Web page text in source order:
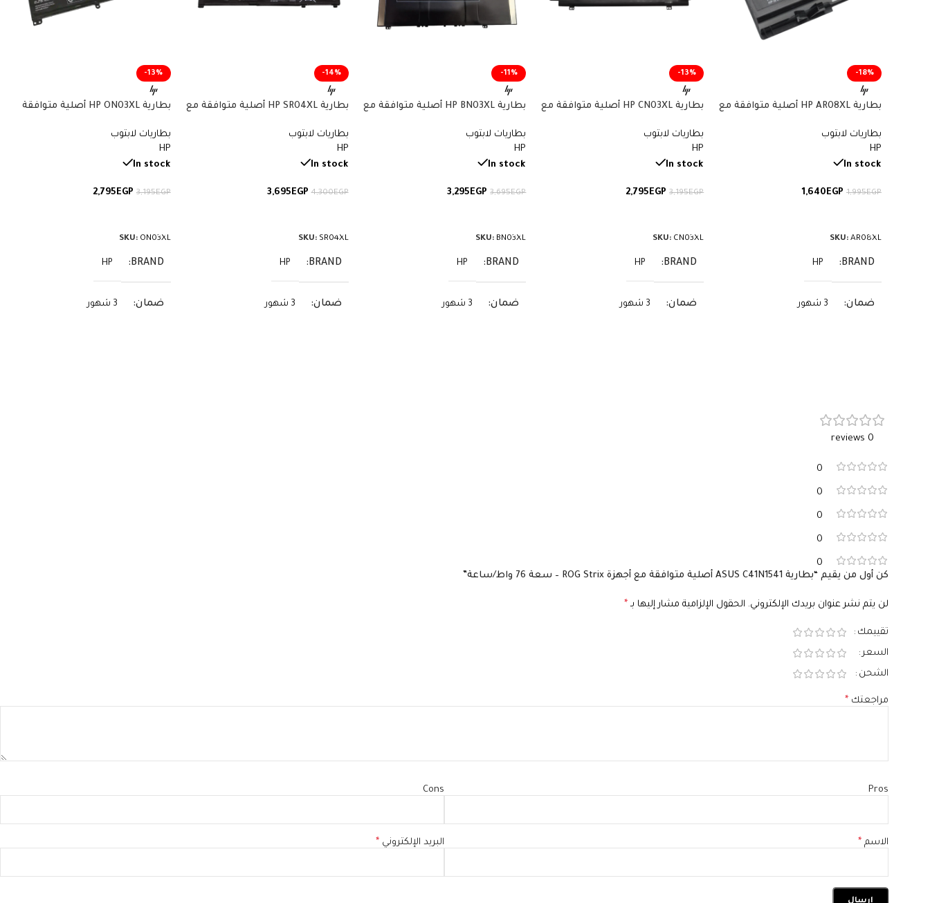
-18%
بطارية HP AR08XL أصلية متوافقة مع
بطاريات لابتوب
HP
In stock
1,995EGP
1,640EGP
SKU: AR08XL
BRAND
HP
ضمان 3 شهور
-13%
بطارية HP CN03XL أصلية متوافقة مع
57.9 واط/ساعة
بطاريات لابتوب
HP
In stock
3,195EGP
2,795EGP
SKU: CN03XL
BRAND
HP
ضمان 3 شهور
-11%
بطارية HP BN03XL أصلية متوافقة مع
ساعة
بطاريات لابتوب
HP
In stock
3,695EGP
3,295EGP
SKU: BN03XL
BRAND
HP
ضمان 3 شهور
-14%
بطارية HP SR04XL أصلية متوافقة مع
70.07 واط/ساعة
بطاريات لابتوب
HP
In stock
4,300EGP
3,695EGP
SKU: SR04XL
BRAND
HP
ضمان 3 شهور
-13%
بطارية HP ON03XL أصلية متوافقة
سعة 41.7 واط/ساعة
بطاريات لابتوب
HP
In stock
3,195EGP
2,795EGP
SKU: ON03XL
BRAND
HP
ضمان 3 شهور
0 reviews
0
0
0
0
0
كن أول من يقيم “بطارية ASUS C41N1541 أصلية متوافقة مع أجهزة ROG Strix – سعة 76 واط/ساعة”
لن يتم نشر عنوان بريدك الإلكتروني. الحقول الإلزامية مشار إليها بـ *
تقييمك
السعر
الشحن
مراجعتك *
Pros
Cons
الاسم * البريد الإلكتروني *